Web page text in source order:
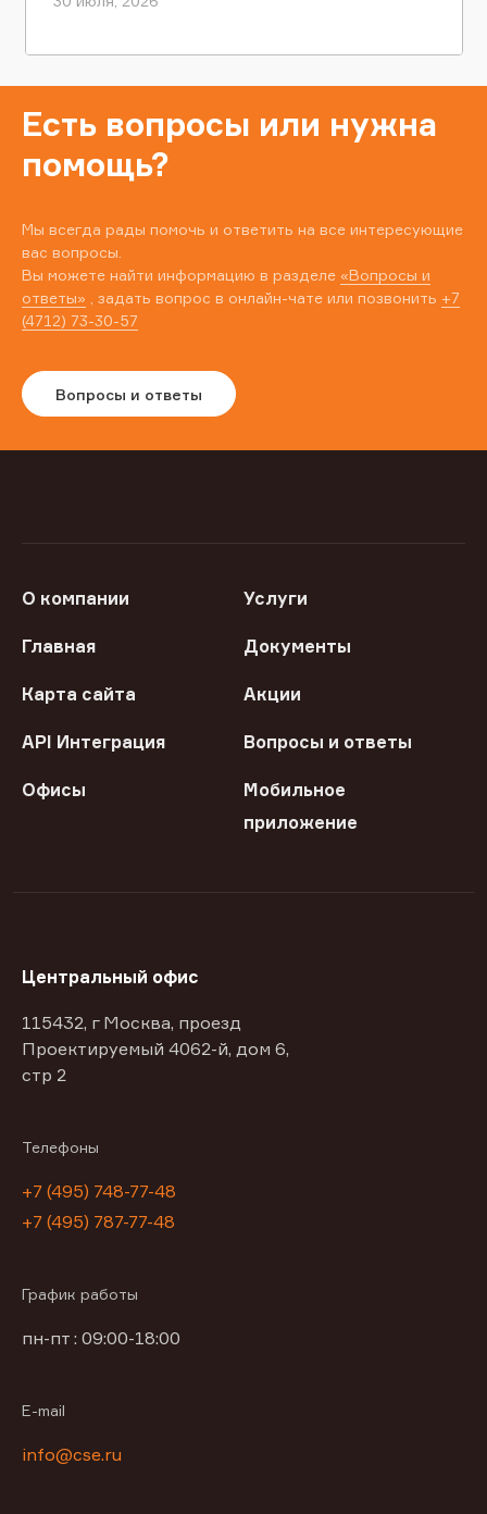
Есть вопросы или нужна
помощь?
Мы всегда рады помочь и ответить на все интересующие
вас вопросы.
Вы можете найти информацию в разделе «Вопросы и
ответы» , задать вопрос в онлайн-чате или позвонить +7
(4712) 73-30-57
Вопросы и ответы
О компании Услуги
Главная Документы
Карта сайта Акции
API Интеграция Вопросы и ответы
Офисы
Мобильное
приложение
Центральный офис
115432, г Москва, проезд
Проектируемый 4062-й, дом 6,
стр 2
Телефоны
+7 (495) 748-77-48
+7 (495) 787-77-48
График работы
пн-пт : 09:00-18:00
E-mail
info@cse.ru